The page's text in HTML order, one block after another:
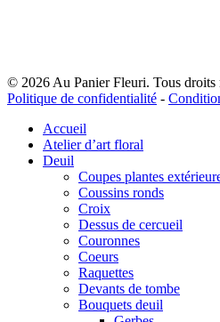
© 2026 Au Panier Fleuri. Tous droits
Politique de confidentialité -
Close
Menu
Accueil
Atelier d’art floral
Deuil
Coupes plantes
Coussins ronds
Croix
Dessus de cercueil
Couronnes
Coeurs
Raquettes
Devants de tombe
Bouquets deuil